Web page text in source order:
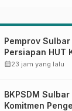
Pemprov
Persiapan HUT
Upacara di
calendar_month23 jam yang lalu
BKPSDM
Komitmen